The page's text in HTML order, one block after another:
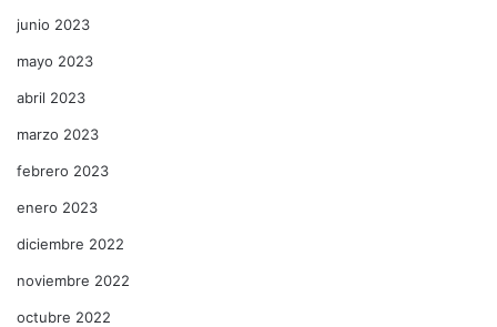
junio 2023
mayo 2023
abril 2023
marzo 2023
febrero 2023
enero 2023
diciembre 2022
noviembre 2022
octubre 2022